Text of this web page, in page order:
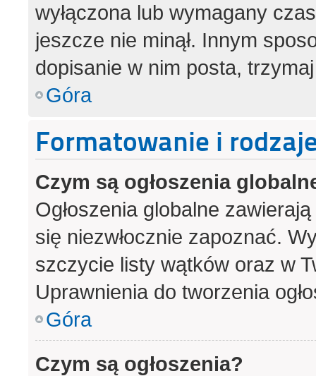
wyłączona lub wymagany
jeszcze nie minął. Innym
dopisanie w nim posta,
Góra
Formatowanie i
Czym są ogłoszenia
Ogłoszenia globalne
się niezwłocznie zapoznać.
szczycie listy wątków oraz w
Uprawnienia do tworzenia
Góra
Czym są ogłoszenia?